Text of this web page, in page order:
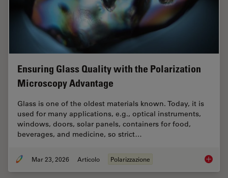
Ensuring Glass Quality with the Polarization
Microscopy Advantage
Glass is one of the oldest materials known. Today, it is
used for many applications, e.g., optical instruments,
windows, doors, solar panels, containers for food,
beverages, and medicine, so strict…
Mar 23, 2026 Articolo Polarizzazione